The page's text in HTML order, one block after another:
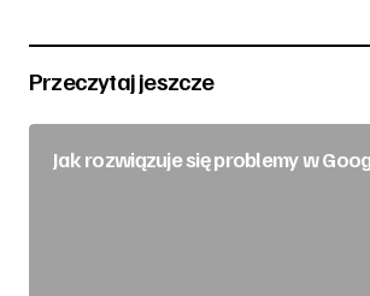
Przeczytaj jeszcze
Jak rozwiązuje się problemy w